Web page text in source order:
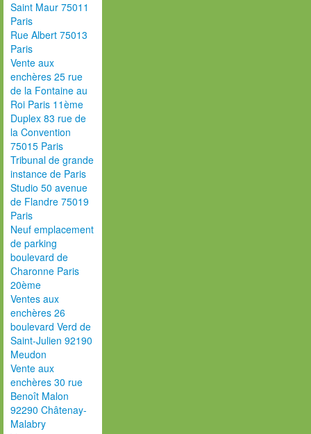
Saint Maur 75011
Paris
Rue Albert 75013
Paris
Vente aux
enchères 25 rue
de la Fontaine au
Roi Paris 11ème
Duplex 83 rue de
la Convention
75015 Paris
Tribunal de grande
instance de Paris
Studio 50 avenue
de Flandre 75019
Paris
Neuf emplacement
de parking
boulevard de
Charonne Paris
20ème
Ventes aux
enchères 26
boulevard Verd de
Saint-Julien 92190
Meudon
Vente aux
enchères 30 rue
Benoît Malon
92290 Châtenay-
Malabry